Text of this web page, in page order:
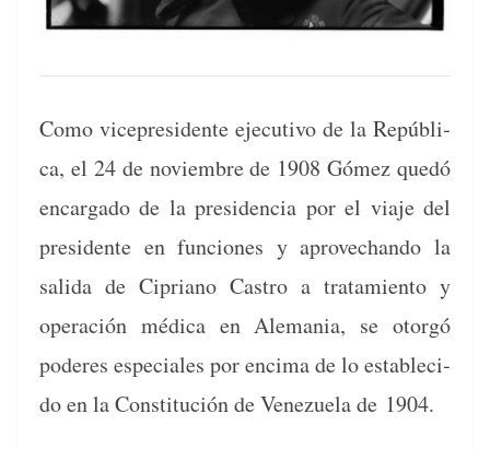
Como vicepres­i­dente ejec­u­ti­vo de la Repúbli­
ca, el 24 de noviem­bre de 1908 Gómez quedó
encar­ga­do de la pres­i­den­cia por el via­je del
pres­i­dente en fun­ciones y aprovechan­do la
sal­i­da de Cipri­ano Cas­tro a tratamien­to y
operación médi­ca en Ale­ma­nia, se otorgó
poderes espe­ciales por enci­ma de lo estable­ci­
do en la Con­sti­tu­ción de Venezuela de 1904.